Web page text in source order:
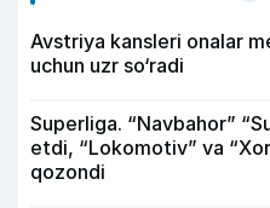
Avstriya kansleri onalar
uchun uzr so‘radi
Superliga. “Navbahor”
etdi, “Lokomotiv” va
qozondi